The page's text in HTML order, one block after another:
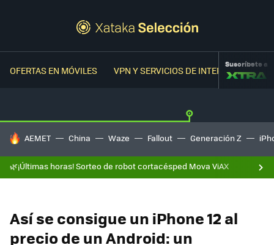
OFERTAS EN MÓVILES VPN Y SERVICIOS DE INTERNETSuscríbete a
HOY SE HABLA DE
AEMET China Waze Fallout Generación Z
🌿¡Últimas horas! Sorteo de robot cortacésped Mova ViAX
Así se consigue un iPhone 12 al
precio de un Android: un